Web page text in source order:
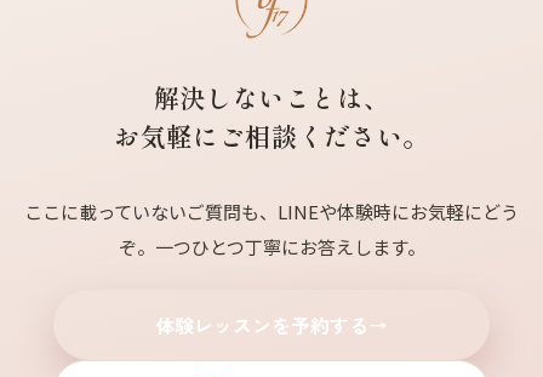
解決しないことは、
お気軽にご相談ください。
ここに載っていないご質問も、LINEや体験時にお気軽にどう
ぞ。一つひとつ丁寧にお答えします。
体験レッスンを予約する→